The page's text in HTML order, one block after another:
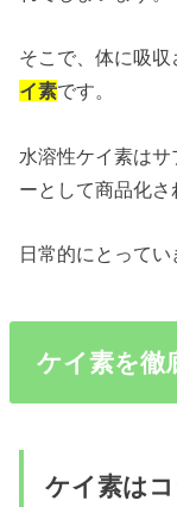
そこで、体に吸
イ素です。
水溶性ケイ素は
ーとして商品化さ
日常的にとってい
ケイ素を徹
ケイ素は